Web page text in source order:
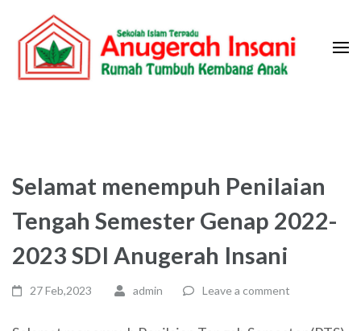
content
(Press
Selamat menempuh Penilaian
Tengah Semester Genap 2022-
2023 SDI Anugerah Insani
27 Feb,2023 admin Leave a comment